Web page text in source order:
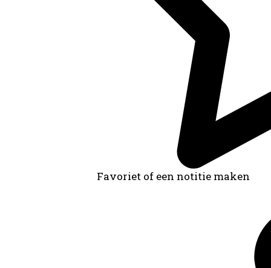
Favoriet of een notitie maken